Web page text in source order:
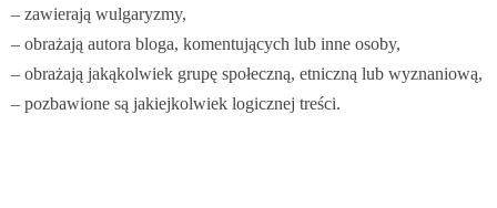
– zawierają wulgaryzmy,
– obrażają autora bloga, komentujących lub inne osoby,
– obrażają jakąkolwiek grupę społeczną, etniczną lub wyznaniową,
– pozbawione są jakiejkolwiek logicznej treści.